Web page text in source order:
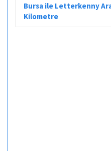
Bursa ile Letterkenny
Kilometre